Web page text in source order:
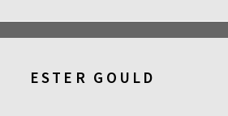
ESTER GOULD